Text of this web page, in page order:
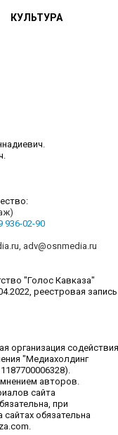
КУЛЬТУРА
936-02-90
adv@osnmedia.ru
"Голос Кавказа"
реестровая запись
организация содействия
"Медиахолдинг
авторов.
сайта
при
обязательна